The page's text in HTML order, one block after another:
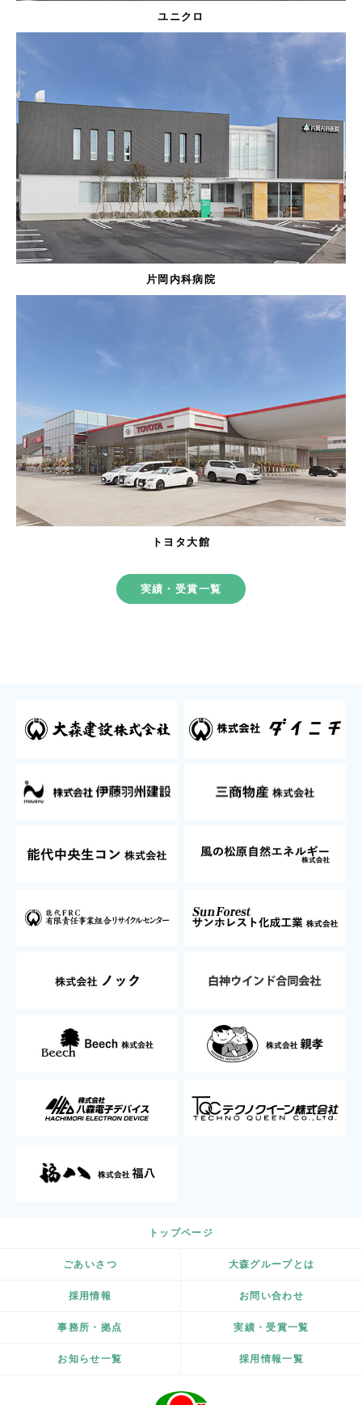
ユニクロ
片岡内科病院
トヨタ大館
実績・受賞一覧
トップページ
ごあいさつ 大森グループとは
採用情報 お問い合わせ
事務所・拠点 実績・受賞一覧
お知らせ一覧 採用情報一覧